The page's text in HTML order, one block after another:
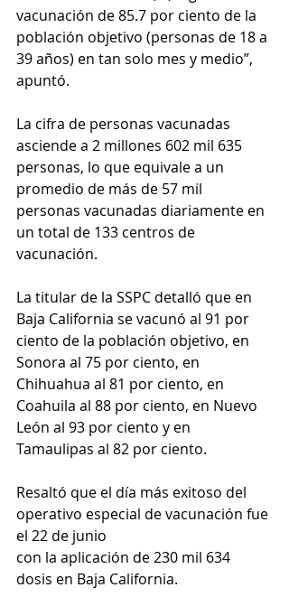
vacunación de 85.7 por ciento de la
población objetivo (personas de 18 a
39 años) en tan solo mes y medio”,
apuntó.
La cifra de personas vacunadas
asciende a 2 millones 602 mil 635
personas, lo que equivale a un
promedio de más de 57 mil
personas vacunadas diariamente en
un total de 133 centros de
vacunación.
La titular de la SSPC detalló que en
Baja California se vacunó al 91 por
ciento de la población objetivo, en
Sonora al 75 por ciento, en
Chihuahua al 81 por ciento, en
Coahuila al 88 por ciento, en Nuevo
León al 93 por ciento y en
Tamaulipas al 82 por ciento.
Resaltó que el día más exitoso del
operativo especial de vacunación fue
el 22 de junio
con la aplicación de 230 mil 634
dosis en Baja California.